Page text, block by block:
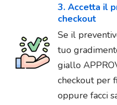
3. Accetta il
checkout
Se il
tuo
giallo
checkout per
oppure facci